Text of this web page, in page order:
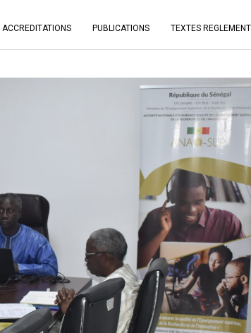
ACCREDITATIONS PUBLICATIONS TEXTES